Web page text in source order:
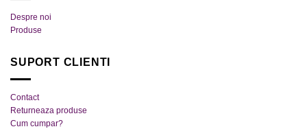
Despre noi
Produse
SUPORT CLIENTI
Contact
Returneaza produse
Cum cumpar?